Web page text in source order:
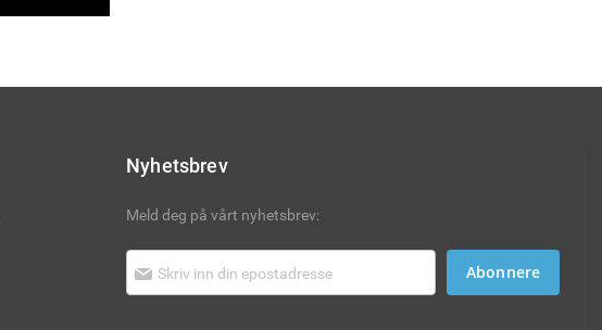
Nyhetsbrev
Meld deg på vårt nyhetsbrev:
Abonnere